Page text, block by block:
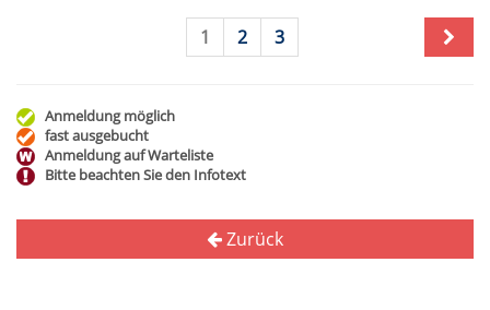
1 2 3
Anmeldung möglich
fast ausgebucht
Anmeldung auf Warteliste
Bitte beachten Sie den Infotext
Zurück